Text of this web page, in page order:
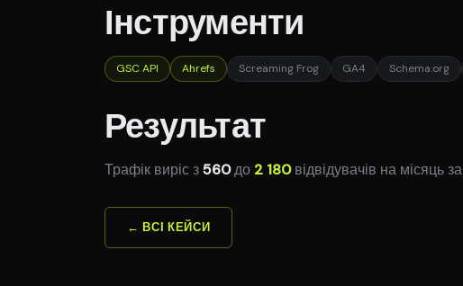
Інструменти
GSC API Ahrefs Screaming Frog GA4 Schema.org
Результат
Трафік виріс з560до 2 180відвідувачів на місяць за
← ВСІ КЕЙСИ